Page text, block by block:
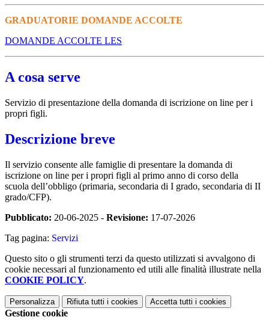
GRADUATORIE DOMANDE ACCOLTE
DOMANDE ACCOLTE LES
A cosa serve
Servizio di presentazione della domanda di iscrizione on line per i
propri figli.
Descrizione breve
Il servizio consente alle famiglie di presentare la domanda di
iscrizione on line per i propri figli al primo anno di corso della
scuola dell’obbligo (primaria, secondaria di I grado, secondaria di II
grado/CFP).
Pubblicato: 20-06-2025 - Revisione: 17-07-2026
Tag pagina: Servizi
Questo sito o gli strumenti terzi da questo utilizzati si avvalgono di
cookie necessari al funzionamento ed utili alle finalità illustrate nella
COOKIE POLICY.
Personalizza Rifiuta tutti i cookies Accetta tutti i cookies
Gestione cookie